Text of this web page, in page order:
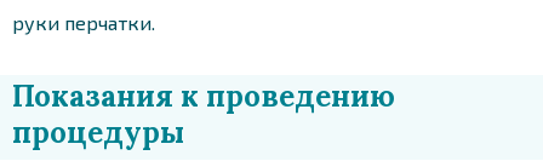
руки перчатки.
Показания к проведению
процедуры